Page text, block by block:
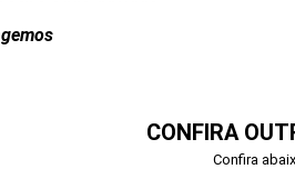
CONFIRA
Confira